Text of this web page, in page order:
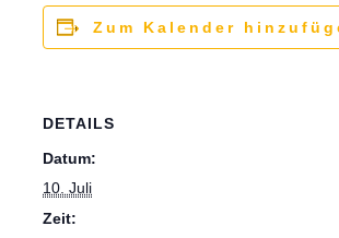
Zum Kalender
DETAILS
Datum:
10. Juli
Zeit: